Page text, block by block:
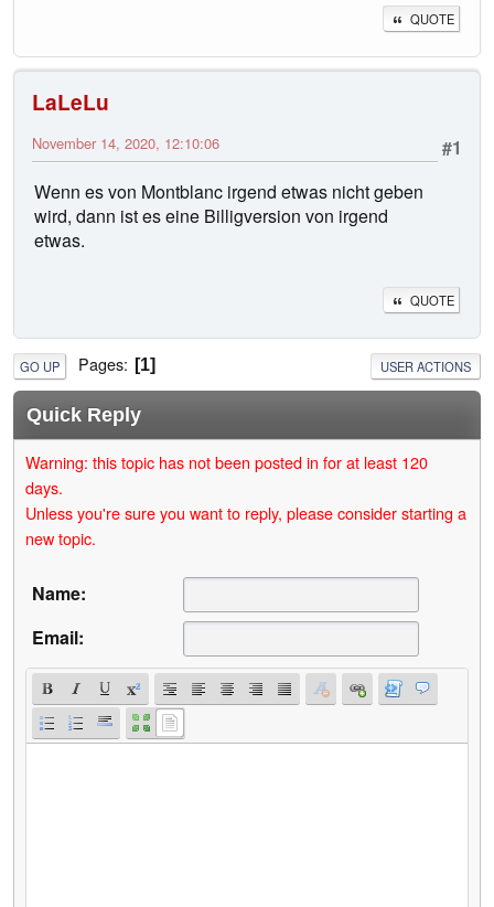
QUOTE
LaLeLu
#1
November 14, 2020, 12:10:06
Wenn es von Montblanc irgend etwas nicht geben
wird, dann ist es eine Billigversion von irgend
etwas.
QUOTE
GO UP Pages 1 USER ACTIONS
Quick Reply
Warning: this topic has not been posted in for at least 120
days.
Unless you're sure you want to reply, please consider starting a
new topic.
Name:
Email: